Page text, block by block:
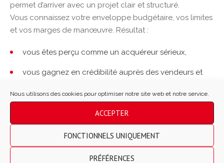
Nous utilisons des cookies pour optimiser notre site web et notre service.
ACCEPTER
FONCTIONNELS UNIQUEMENT
PRÉFÉRENCES
permet d’arriver avec un projet clair et structuré.
Vous connaissez votre enveloppe budgétaire, vos limites
et vos marges de manœuvre. Résultat :
vous êtes perçu comme un acquéreur sérieux,
vous gagnez en crédibilité auprès des vendeurs et
connaissance de cause.
Dans certains secteurs, cette préparation fait clairement